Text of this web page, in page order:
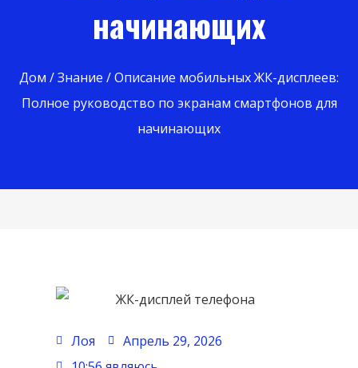
начинающих
Дом /Знание / Описание мобильных ЖК-дисплеев:
Полное руководство по экранам смартфонов для
начинающих
Лоя
Апрель 29, 2026